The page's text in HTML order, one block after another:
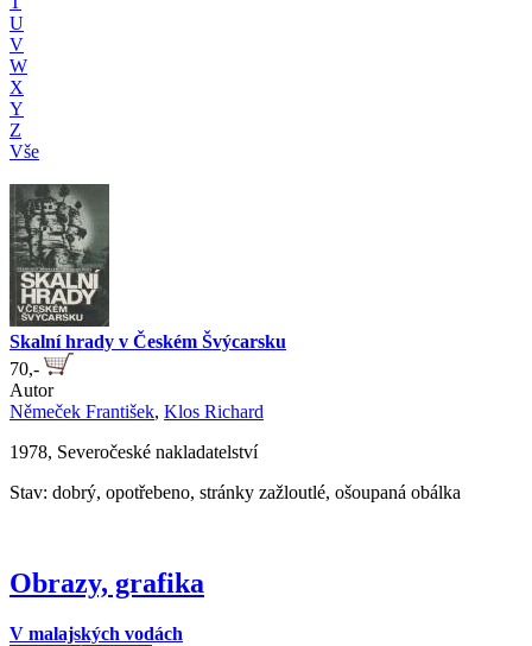
U
V
W
X
Y
Z
Vše
Skalní hrady v Českém Švýcarsku
70,-
Autor
Němeček František, Klos Richard
1978, Severočeské nakladatelství
Stav: dobrý, opotřebeno, stránky zažloutlé, ošoupaná obálka
Obrazy, grafika
V malajských vodách